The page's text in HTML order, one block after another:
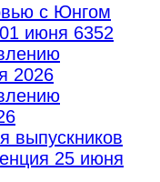
с Юнгом
01 июня 6352
2026
выпускников
25 июня